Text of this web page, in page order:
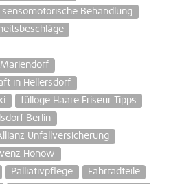
sensomotorische Behandlung
in Hellersdorf
fülloge Haare Friseur Tipps
Berlin
Unfallversicherung
Hönow
Palliativpflege
Fahrradteile